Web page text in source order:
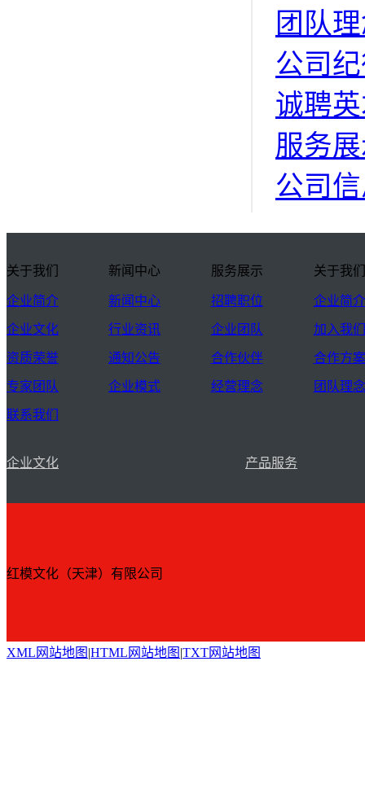
团队
公司
诚聘
服务
公司
关于我们
企业简介
企业文化
资质荣誉
专家团队
联系我们
新闻中心
新闻中心
行业资讯
通知公告
企业模式
服务展示
招聘职位
企业团队
合作伙伴
经营理念
关于我们
企业简介
加入我们
合作方案
团队理念
企业文化 产品服务
红模文化（天津）有限公司
XML网站地图 |HTML网站地图 |TXT网站地图